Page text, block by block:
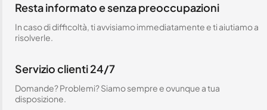
Resta informato e senza preoccupazioni
In caso di difficoltà, ti avvisiamo immediatamente e ti aiutiamo a
risolverle.
Servizio clienti 24/7
Domande? Problemi? Siamo sempre e ovunque a tua
disposizione.